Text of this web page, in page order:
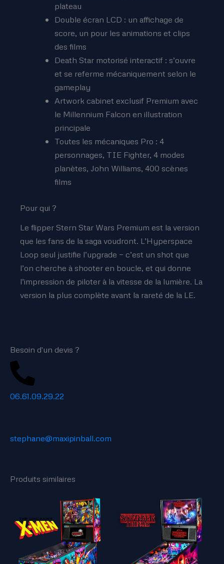
plateau
Double écran LCD : un affichage de
score, un pour les animations et clips
des films
Death Star motorisé interactif : s’ouvre
et se referme mécaniquement selon le
gameplay
Artwork cabinet exclusif Premium avec
le Millennium Falcon en illustration
principale
Toutes les mécaniques Pro : 4
personnages, TIE Fighter, 4 modes
planètes, John Williams, 400 scènes
films
Pour qui ?
Le flipper Stern Star Wars Premium est la version
que les fans de la saga voudront. L’Hyperspace
Loop seul justifie l’upgrade — c’est un shot que
l’on cherche à shooter en boucle, et qui donne
l’impression de piloter à la vitesse de la lumière. La
version la plus complète avant la rareté de la LE.
Besoin d'un devis ?
06.61.09.29.22
stephane@maxipinball.com
Produits similaires